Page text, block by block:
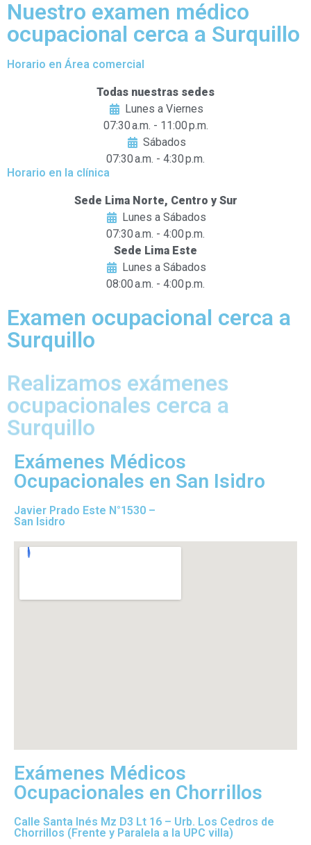
Nuestro examen médico
ocupacional cerca a Surquillo
Horario en Área comercial
Todas nuestras sedes
Lunes a Viernes
07:30 a.m. - 11:00 p.m.
Sábados
07:30 a.m. - 4:30 p.m.
Horario en la clínica
Sede Lima Norte, Centro y Sur
Lunes a Sábados
07:30 a.m. - 4:00 p.m.
Sede Lima Este
Lunes a Sábados
08:00 a.m. - 4:00 p.m.
Examen ocupacional cerca a
Surquillo
Realizamos exámenes
ocupacionales cerca a
Surquillo
Exámenes Médicos
Ocupacionales en San Isidro
Javier Prado Este N°1530 –
San Isidro
Exámenes Médicos
Ocupacionales en Chorrillos
Calle Santa Inés Mz D3 Lt 16 – Urb. Los Cedros de
Chorrillos (Frente y Paralela a la UPC villa)